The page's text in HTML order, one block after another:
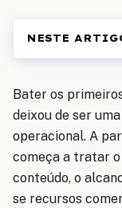
NESTE
Bater os
deixou de ser
operacional. A
começa a tratar
conteúdo, o
se recursos